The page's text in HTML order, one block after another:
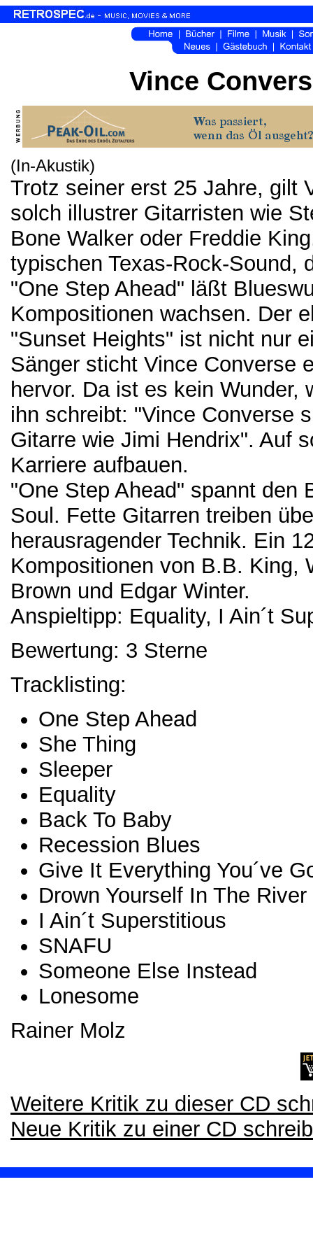
Vince
(In-Akustik)
Trotz seiner erst 25 Jahre, gilt
solch illustrer Gitarristen wie
Bone Walker oder Freddie
typischen Texas-Rock-Sound,
"One Step Ahead" läßt
Kompositionen wachsen. Der
"Sunset Heights" ist nicht nur
Sänger sticht Vince Converse
hervor. Da ist es kein
ihn schreibt: "Vince Converse
Gitarre wie Jimi Hendrix". Auf
Karriere aufbauen.
"One Step Ahead" spannt den
Soul. Fette Gitarren treiben
herausragender Technik. Ein
Kompositionen von B.B. King,
Brown und Edgar Winter.
Anspieltipp: Equality, I Ain´t
Bewertung: 3 Sterne
Tracklisting:
One Step Ahead
She Thing
Sleeper
Equality
Back To Baby
Recession Blues
Give It Everything You´ve
Drown Yourself In The River
I Ain´t Superstitious
SNAFU
Someone Else Instead
Lonesome
Rainer Molz
Weitere Kritik zu dieser CD
Neue Kritik zu einer CD